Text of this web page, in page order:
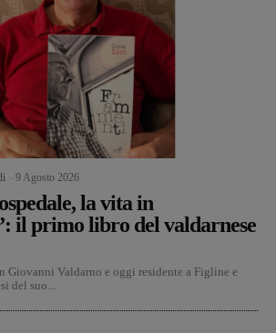
9 Agosto 2026
la vita in
il primo libro del valdarnese
Giovanni Valdarno e oggi residente a Figline e
del suo...